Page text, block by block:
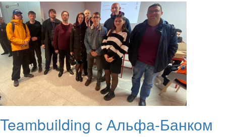
Teambuilding с Альфа-​Банком